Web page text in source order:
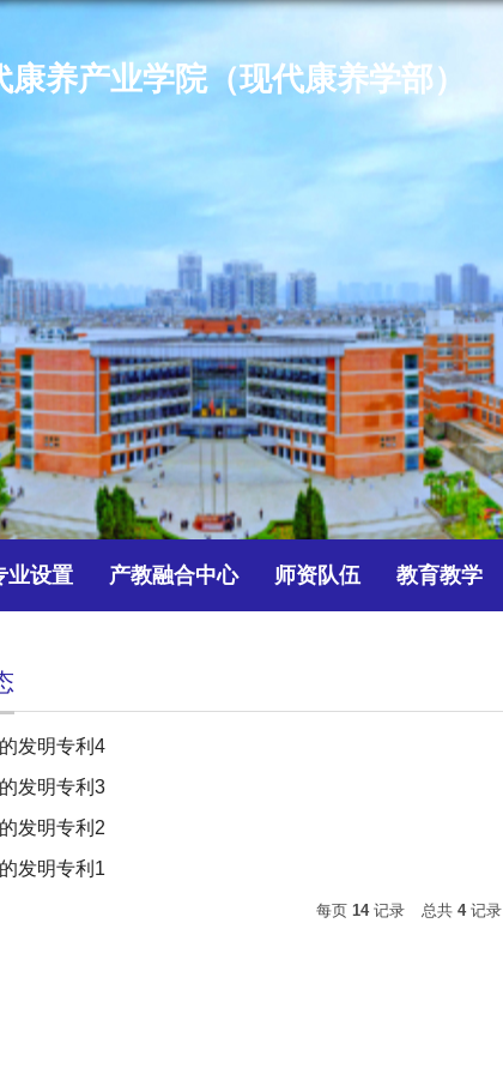
康养产业学院（现代康养学部）
业设置 产教融合中心 师资队伍 教育教学
发明专利4
发明专利3
发明专利2
发明专利1
每页 14记录 总共 4记录